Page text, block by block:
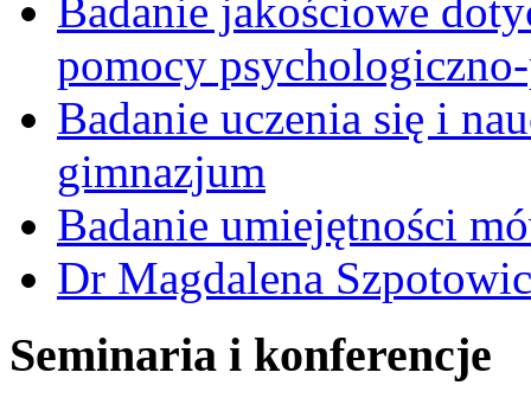
Badanie jakościowe
pomocy
Badanie uczenia się i
gimnazjum
Badanie umiejętności
Dr Magdalena
Seminaria i konferencje